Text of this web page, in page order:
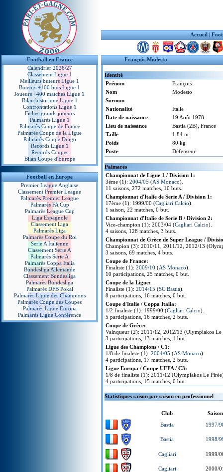
Accueil |
Football en France
Calendrier 2026/27
Classement Ligue 1
Meilleurs buteurs Ligue 1
Buteurs +100 buts Ligue 1
Joueurs +400 matches Ligue 1
Bilan historique Ligue 1
Confrontations Ligue 1
Fiches grands joueurs
Palmarès Ligue 1
Palmarès Coupe de France
Palmarès Coupe de la Ligue
Palmarès Coupe Drago
Records Ligue 1
Records Coupes
Bilan Coupe d'Europe
Football en Europe
Premier League Anglaise
Classement Premier League
Palmarès Premier League
Palmarès FA Cup
Palmarès League Cup
Liga Espagnole
Classement Liga
Palmarès Liga
Palmarès Coupe du Roi
Serie A Italienne
Classement Serie A
Palmarès Serie A
Palmarès Coppa Italia
Bundesliga Allemande
Classement Bundesliga
Palmarès Bundesliga
Palmarès DFB Pokal
Palmarès Ligue des Champions
Palmarès Coupe des Coupes
Palmarès Ligue Europa
Palmarès Ligue Conférence
François Modesto
Identité
Prénom
François
Nom
Modesto
Surnom
Nationalité
Italie
Date de naissance
19 Août 1978
Lieu de naissance
Bastia (2B), France
Taille
1,84 m
Poids
80 kg
Poste
Défenseur
Palmarès
Championnat de Ligue 1 / Division 1:
3ème (1): 2004/05 (AS Monaco).
11 saisons, 272 matches, 10 buts.
Championnat d'Italie de Serie A / Division 1:
17ème (1): 1999/00 (Cagliari Calcio).
1 saison, 22 matches, 0 but.
Championnat d'Italie de Serie B / Division 2:
Vice-champion (1): 2003/04 (Cagliari Calcio).
4 saisons, 128 matches, 3 buts.
Championnat de Grèce de Super League /
Champion (3): 2010/11, 2011/12, 2012/13
3 saisons, 69 matches, 4 buts.
Coupe de France:
Finaliste (1): 2009/10 (AS Monaco).
10 participations, 25 matches, 0 but.
Coupe de la Ligue:
Finaliste (1): 2014/15 (SC Bastia).
8 participations, 16 matches, 0 but.
Coupe d'Italie / Coppa Italia:
1/2 finaliste (1): 1999/00 (Cagliari Calcio).
5 participations, 16 matches, 2 buts.
Coupe de Grèce:
Vainqueur (2): 2011/12, 2012/13 (Olympiakos Le
3 participations, 13 matches, 1 but.
Ligue des Champions / C1:
1/8 de finaliste (1): 2004/05 (AS Monaco).
4 participations, 17 matches, 2 buts.
Ligue Europa / Coupe UEFA / C3:
1/8 de finaliste (1): 2011/12 (Olympiakos Le
4 participations, 15 matches, 0 but.
Statistiques saison par saison en professionnel
Club
Saison
Bastia
1997/
Bastia 1998/
Cagliari 1999/
Cagliari 2000/